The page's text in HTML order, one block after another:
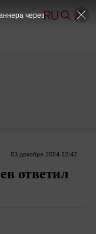
03 декабря 2024 22:42
ответил
через